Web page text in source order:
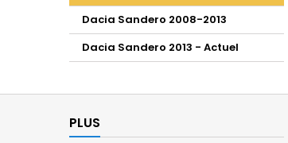
Dacia Sandero 2008-2013
Dacia Sandero 2013 - Actuel
PLUS